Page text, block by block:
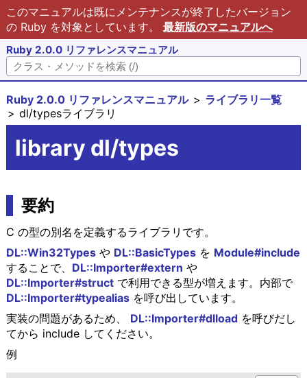
このマニュアルは既にメンテナンスが終了したバージョン
の Ruby を対象としています。 最新版のマニュアルへ
Ruby 2.0.0 リファレンスマニュアル
Ruby 2.0.0 リファレンスマニュアル
ライブラリ一覧
dl/typesライブラリ
library dl/types
要約
C の型の別名を定義するライブラリです。
DL::Win32Typesや DL::BasicTypesを Module#include
することで、 DL::Importer#extern や
DL::Importer#structで利用できる型が増えます。内部で
DL::Importer#typealiasを呼び出しています。
実装の問題があるため、 DL::Importer#dlloadを呼びだし
てから include してください。
例